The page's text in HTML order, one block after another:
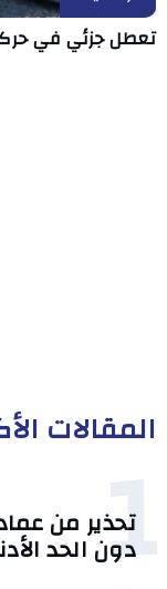
تعطل جزئي في
المقالات
1
تحذير من
دون الحد